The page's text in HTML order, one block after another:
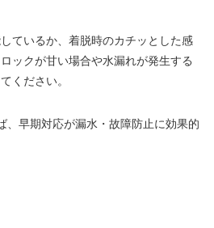
ているか、着脱時のカチッとした感
ックが甘い場合や水漏れが発生する
ください。
、早期対応が漏水・故障防止に効果的